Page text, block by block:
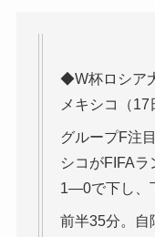
◆W杯ロシア
メキシコ（17
グループF注
シコがFIFA
1―0で下し、
前半35分。自